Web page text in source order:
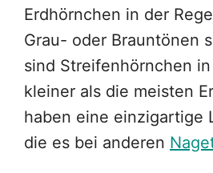
Erdhörnchen in der
Grau- oder Brauntönen
sind Streifenhörnchen
kleiner als die meisten
haben eine einzigartige
die es bei anderen